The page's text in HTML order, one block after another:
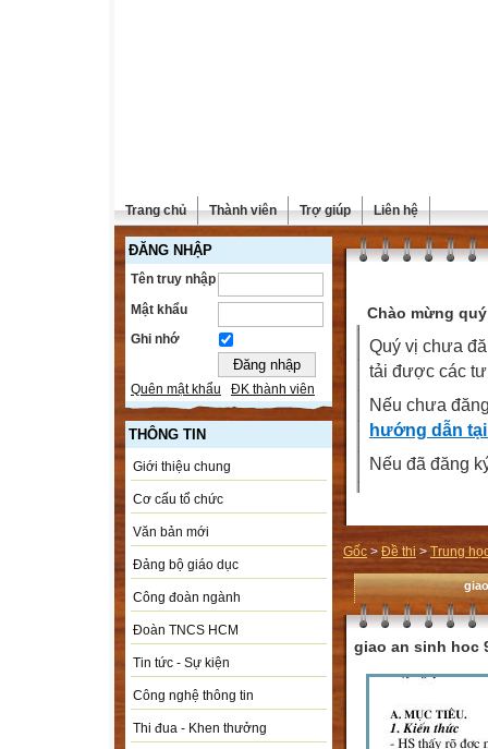
Trang chủ Thành viên Trợ giúp Liên hệ
ĐĂNG NHẬP
Tên truy nhập
Mật khẩu
Ghi nhớ
Quên mật khẩu ĐK thành viên
THÔNG TIN
Giới thiệu chung
Cơ cấu tổ chức
Văn bản mới
Đảng bộ giáo dục
Công đoàn ngành
Đoàn TNCS HCM
Tin tức - Sự kiện
Công nghệ thông tin
Thi đua - Khen thưởng
Chào mừng
Quý vị chưa
tải được các
Nếu chưa
hướng dẫn
Nếu đã đăng
Gốc > Đề thi >Trung
giao an sinh hoc